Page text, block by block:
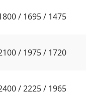
/ 1695 / 1475
/ 1975 / 1720
/ 2225 / 1965